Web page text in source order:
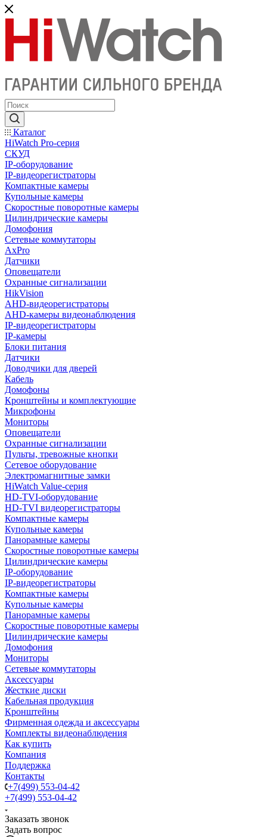
Каталог
HiWatch Pro-серия
CКУД
IP-оборудование
IP-видеорегистраторы
Компактные камеры
Купольные камеры
Скоростные поворотные камеры
Цилиндрические камеры
Домофония
Сетевые коммутаторы
AxPro
Датчики
Оповещатели
Охранные сигнализации
HikVision
AHD-видеорегистраторы
AHD-камеры видеонаблюдения
IP-видеорегистраторы
IP-камеры
Блоки питания
Датчики
Доводчики для дверей
Кабель
Домофоны
Кронштейны и комплектующие
Микрофоны
Мониторы
Оповещатели
Охранные сигнализации
Пульты, тревожные кнопки
Сетевое оборудование
Электромагнитные замки
HiWatch Value-серия
HD-TVI-оборудование
HD-TVI видеорегистраторы
Компактные камеры
Купольные камеры
Панорамные камеры
Скоростные поворотные камеры
Цилиндрические камеры
IP-оборудование
IP-видеорегистраторы
Компактные камеры
Купольные камеры
Панорамные камеры
Скоростные поворотные камеры
Цилиндрические камеры
Домофония
Мониторы
Сетевые коммутаторы
Аксессуары
Жесткие диски
Кабельная продукция
Кронштейны
Фирменная одежда и аксессуары
Комплекты видеонаблюдения
Как купить
Компания
Поддержка
Контакты
+7(499) 553-04-42
+7(499) 553-04-42
Заказать звонок
Задать вопрос